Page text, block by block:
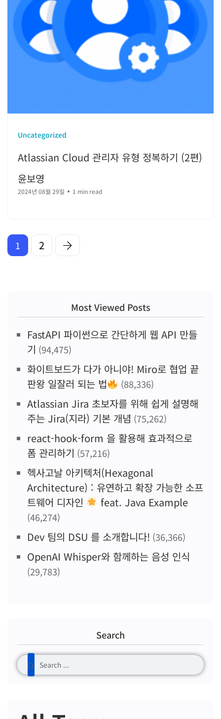
Uncategorized
Atlassian Cloud 관리자 유형 정복하기 (2편)
윤보영
2024년 08월 29일 1 min read
1 2
Most Viewed Posts
FastAPI 파이썬으로 간단하게 웹 API 만들
기 (94,475)
화이트보드가 다가 아니야! Miro로 협업 끝
판왕 일잘러 되는 법
(88,336)
Atlassian Jira 초보자를 위해 쉽게 설명해
주는 Jira(지라) 기본 개념 (75,262)
react-hook-form 을 활용해 효과적으로
폼 관리하기 (57,216)
헥사고날 아키텍처(Hexagonal
Architecture) : 유연하고 확장 가능한 소프
트웨어 디자인
feat. Java Example
(46,274)
Dev 팀의 DSU 를 소개합니다! (36,366)
OpenAI Whisper와 함께하는 음성 인식
(29,783)
Search